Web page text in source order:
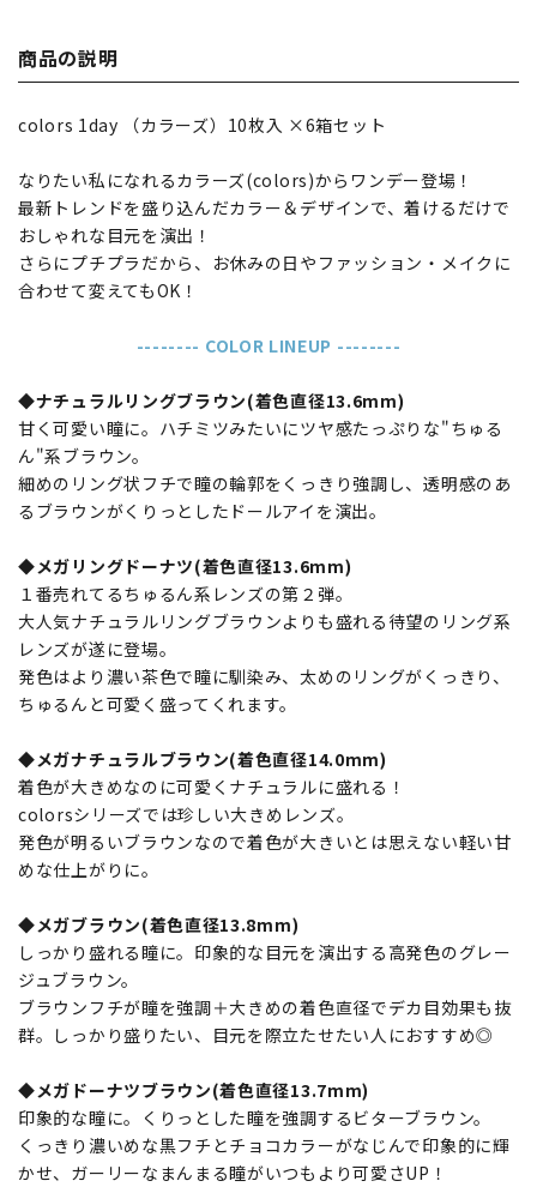
商品の説明
colors 1day （カラーズ）10枚入 ×6箱セット
なりたい私になれるカラーズ(colors)からワンデー登場！
最新トレンドを盛り込んだカラー＆デザインで、着けるだけで
おしゃれな目元を演出！
さらにプチプラだから、お休みの日やファッション・メイクに
合わせて変えてもOK！
-------- COLOR LINEUP --------
◆ナチュラルリングブラウン(着色直径13.6mm)
甘く可愛い瞳に。ハチミツみたいにツヤ感たっぷりな"ちゅる
ん"系ブラウン。
細めのリング状フチで瞳の輪郭をくっきり強調し、透明感のあ
るブラウンがくりっとしたドールアイを演出。
◆メガリングドーナツ(着色直径13.6mm)
１番売れてるちゅるん系レンズの第２弾。
大人気ナチュラルリングブラウンよりも盛れる待望のリング系
レンズが遂に登場。
発色はより濃い茶色で瞳に馴染み、太めのリングがくっきり、
ちゅるんと可愛く盛ってくれます。
◆メガナチュラルブラウン(着色直径14.0mm)
着色が大きめなのに可愛くナチュラルに盛れる！
colorsシリーズでは珍しい大きめレンズ。
発色が明るいブラウンなので着色が大きいとは思えない軽い甘
めな仕上がりに。
◆メガブラウン(着色直径13.8mm)
しっかり盛れる瞳に。印象的な目元を演出する高発色のグレー
ジュブラウン。
ブラウンフチが瞳を強調＋大きめの着色直径でデカ目効果も抜
群。しっかり盛りたい、目元を際立たせたい人におすすめ◎
◆メガドーナツブラウン(着色直径13.7mm)
印象的な瞳に。くりっとした瞳を強調するビターブラウン。
くっきり濃いめな黒フチとチョコカラーがなじんで印象的に輝
かせ、ガーリーなまんまる瞳がいつもより可愛さUP！